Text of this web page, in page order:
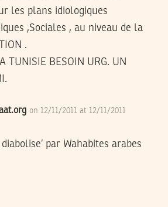
les plans idiologiques
,Sociales , au niveau de la
.
TUNISIE BESOIN URG. UN
on 12/11/2011 at 12/11/2011
diabolise’ par Wahabites arabes